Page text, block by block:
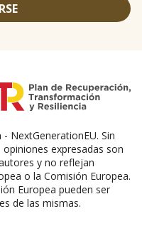
NextGenerationEU. Sin
expresadas son
y no reflejan
o la Comisión Europea.
Europea pueden ser
de las mismas.